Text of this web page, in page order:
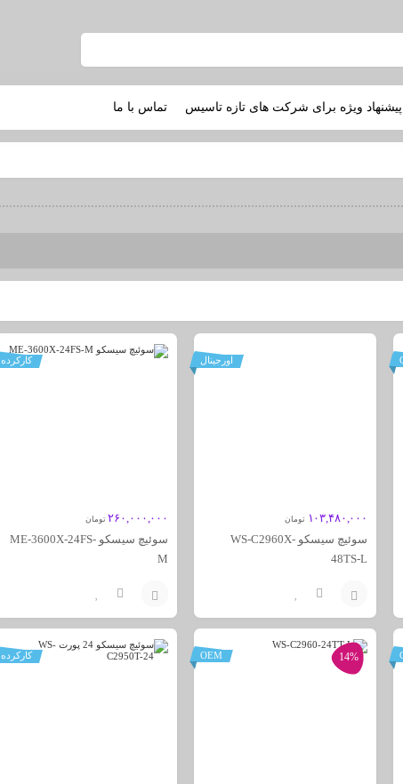
پیشنهاد ویژه برای شرکت های تازه تاسیس تماس با ما
اورجینال
۱۰۳,۴۸۰,۰۰۰ تومان
سوئیچ سیسکو WS-C2960X-
48TS-L
به
سبد
کارکرده
۲۶۰,۰۰۰,۰۰۰ تومان
سوئیچ سیسکو ME-3600X-24FS-
M
به 14%
OEM کارکرده